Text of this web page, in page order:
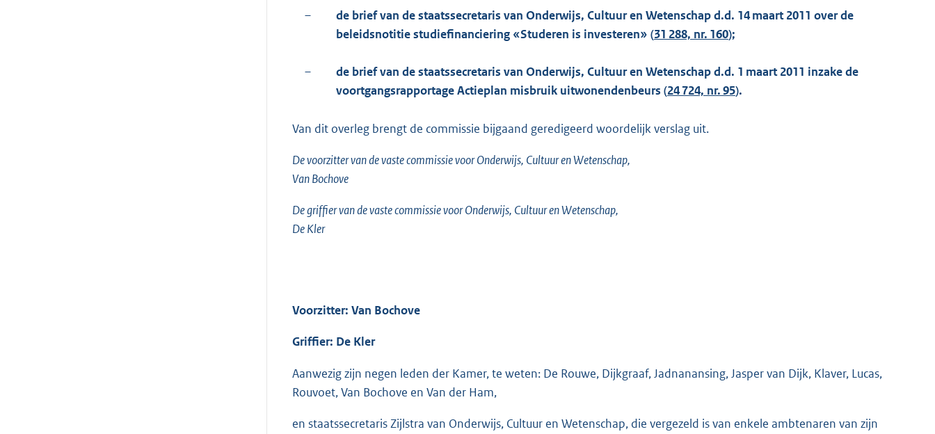
1
5
K
b
–
de brief van de staatssecretaris van Onderwijs, Cultuur en Wetenschap d.d. 14 maart 2011 over de
beleidsnotitie studiefinanciering «Studeren is investeren» (31 288, nr. 160);
–
de brief van de staatssecretaris van Onderwijs, Cultuur en Wetenschap d.d. 1 maart 2011 inzake de
voortgangsrapportage Actieplan misbruik uitwonendenbeurs (24 724, nr. 95).
Van dit overleg brengt de commissie bijgaand geredigeerd woordelijk verslag uit.
De voorzitter van de vaste commissie voor Onderwijs, Cultuur en Wetenschap,
Van Bochove
De griffier van de vaste commissie voor Onderwijs, Cultuur en Wetenschap,
De Kler
Voorzitter: Van Bochove
Griffier: De Kler
Aanwezig zijn negen leden der Kamer, te weten: De Rouwe, Dijkgraaf, Jadnanansing, Jasper van Dijk, Klaver, Lucas,
Rouvoet, Van Bochove en Van der Ham,
en staatssecretaris Zijlstra van Onderwijs, Cultuur en Wetenschap, die vergezeld is van enkele ambtenaren van zijn